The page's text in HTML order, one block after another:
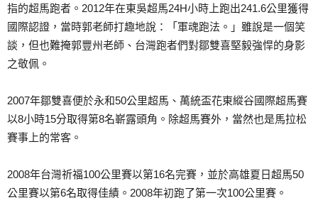
指的超馬跑者。2012年在東吳超馬24H小時上跑出241.6公里獲得
國際認證，當時郭老師打趣地說：「 軍魂跑法。」雖說是一個笑
談，但也難掩郭豐州老師、台灣跑者們對鄒雙喜堅毅強悍的身影
之敬佩。
2007年鄒雙喜便於永和50公里超馬、萬統盃花東縱谷國際超馬賽
以8小時15分取得第8名嶄露頭角。除超馬賽外，當然也是馬拉松
賽事上的常客。
2008年台灣祈福100公里賽以第16名完賽，並於高雄夏日超馬50
公里賽以第6名取得佳績。2008年初跑了第一次100公里賽。